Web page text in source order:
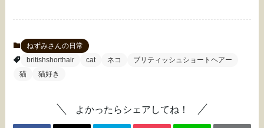
ねずみさんの日常
britishshorthair
cat ネコ
ブリティッシュショートヘアー
猫
猫好き
よかったらシェアしてね！